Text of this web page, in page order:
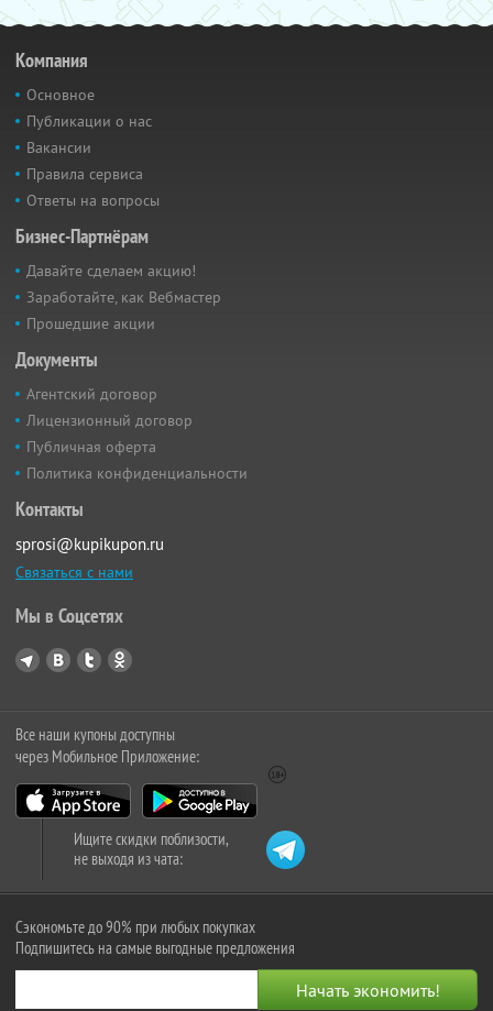
Компания
Основное
Публикации о нас
Вакансии
Правила сервиса
Ответы на вопросы
Бизнес-Партнёрам
Давайте сделаем акцию!
Заработайте, как Вебмастер
Прошедшие акции
Документы
Агентский договор
Лицензионный договор
Публичная оферта
Политика конфиденциальности
Контакты
sprosi@kupikupon.ru
Связаться с нами
Мы в Соцсетях
Все наши купоны доступны
через Мобильное Приложение:
Ищите скидки поблизости,
не выходя из чата:
Сэкономьте до 90% при любых покупках
Подпишитесь на самые выгодные предложения